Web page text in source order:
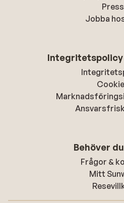
Press
Jobba
Integritetspolicy
Behöver
Frågor &
Mitt